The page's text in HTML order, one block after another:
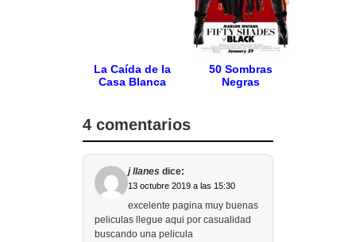
La Caída de la
Casa Blanca
50 Sombras
Negras
4 comentarios
j llanes dice:
13 octubre 2019 a las 15:30
excelente pagina muy buenas
peliculas llegue aqui por casualidad
buscando una pelicula